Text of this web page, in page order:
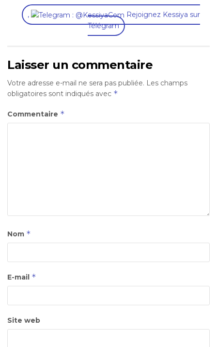
,
Rejoignez Kessiya sur
Télégram
Laisser un commentaire
Votre adresse e-mail ne sera pas publiée. Les champs
obligatoires sont indiqués avec *
Commentaire *
Nom *
E-mail *
Site web